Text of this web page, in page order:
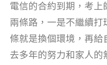
電信的合約到期，考
兩條路，一是不繼續
條就是換個環境，再給
去多年的努力和家人